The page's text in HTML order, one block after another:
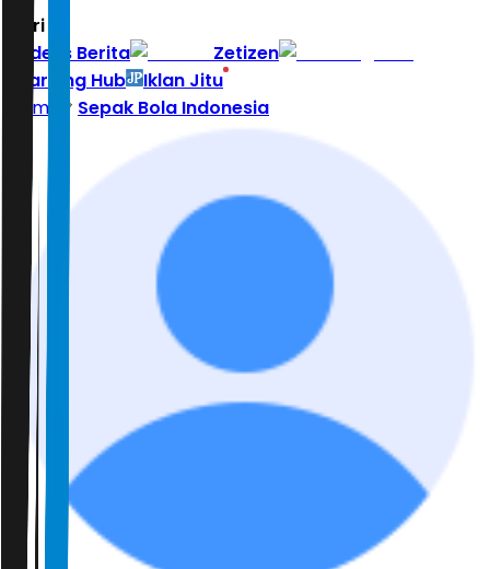
Hari ini
Indeks Berita
Zetizen
Learning Hub
Iklan Jitu
Home
Sepak Bola Indonesia